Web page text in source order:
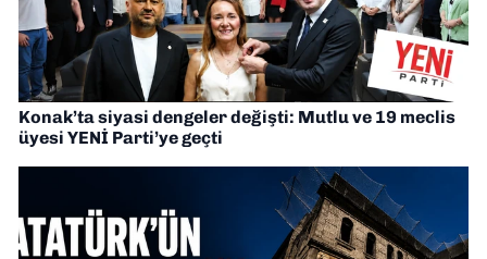
Konak’ta siyasi dengeler değişti: Mutlu ve 19 meclis
üyesi YENİ Parti’ye geçti